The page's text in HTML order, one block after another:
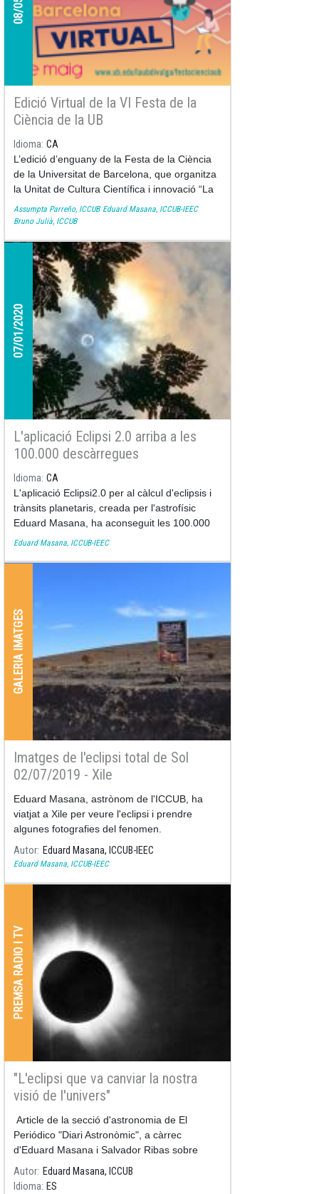
Edició Virtual de la VI Festa de la
Ciència de la UB
Idioma CA
L’edició d’enguany de la Festa de la Ciència
de la Universitat de Barcelona, que organitza
la Unitat de Cultura Científica i innovació “La
UB Divulga”, es celebra de manera virtual.
Assumpta Parreño, ICCUB Eduard Masana, ICCUB-IEEC
Bruno Julià, ICCUB
07/01/2020
L'aplicació Eclipsi 2.0 arriba a les
100.000 descàrregues
Idioma CA
L'aplicació Eclipsi2.0 per al càlcul d'eclipsis i
trànsits planetaris, creada per l'astrofísic
Eduard Masana, ha aconseguit les 100.000
descàrregues amb l'eclipsi anul·lar del 26 de
Eduard Masana, ICCUB-IEEC
GALERIA IMATGES
Imatges de l'eclipsi total de Sol
02/07/2019 - Xile
Eduard Masana, astrònom de l'ICCUB, ha
viatjat a Xile per veure l'eclipsi i prendre
algunes fotografies del fenomen.
Autor Eduard Masana, ICCUB-IEEC
Eduard Masana, ICCUB-IEEC
PREMSA RADIO I TV
"L'eclipsi que va canviar la nostra
visió de l'univers"
Article de la secció d'astronomia de El
Periódico "Diari Astronòmic", a càrrec
d'Eduard Masana i Salvador Ribas sobre
l'eclipsi solar de l'any 1919
Autor Eduard Masana, ICCUB
Idioma ES